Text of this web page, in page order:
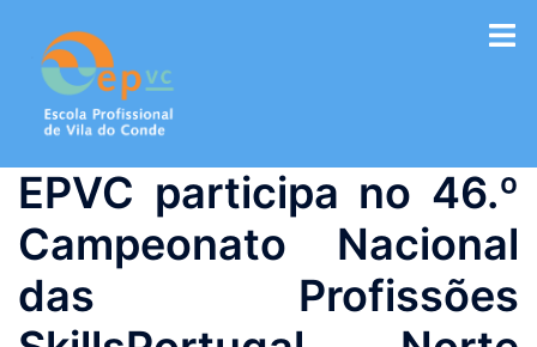
conteúdo
EPVC participa no 46.º
Campeonato Nacional
das Profissões